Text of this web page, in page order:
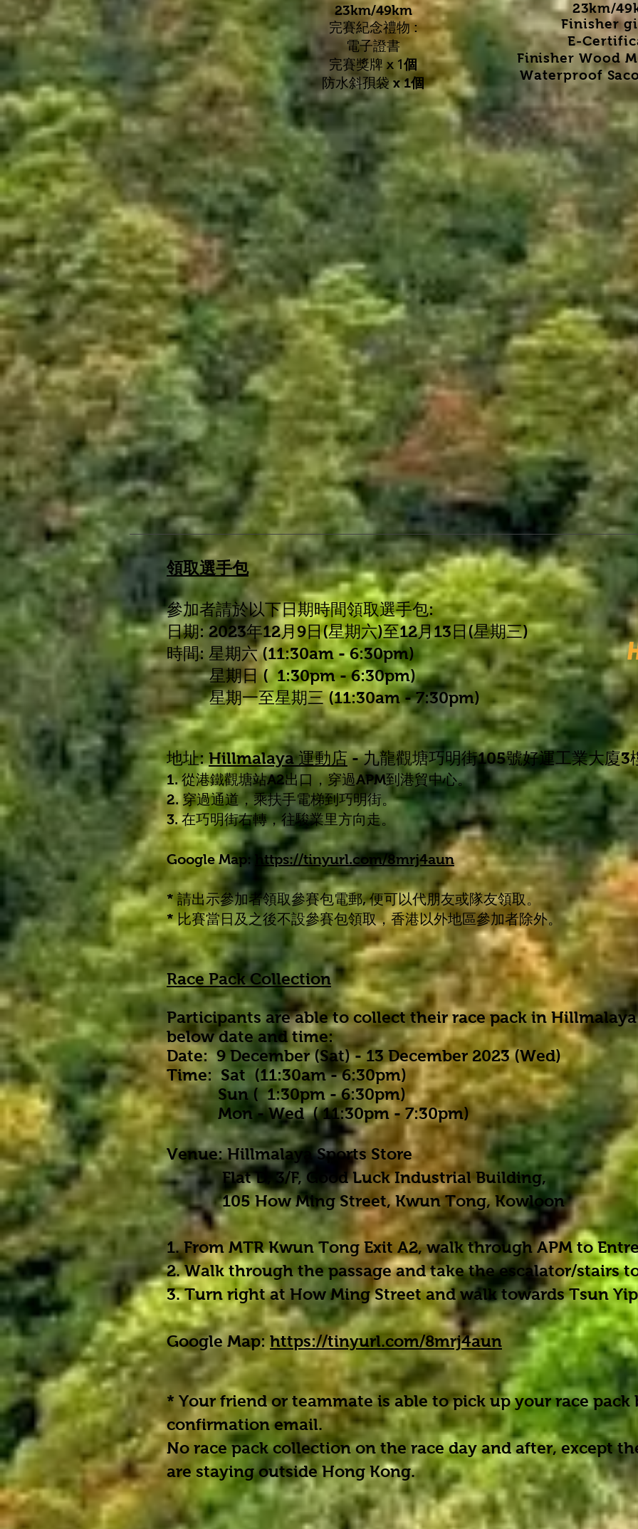
23km/49km
完賽紀念禮物 :
電子證書
完賽獎牌x 1個
防水斜孭袋 x1個
23km/
Finisher
E-
Finisher Wood
Waterproof
領取選手包
參加者請於以下日期時間領取選手包:
日期: 2023年12月9日(星期六)至12月13日(星期三)
時間: 星期六 (11:30am - 6:30pm)
星期日 ( 1:30pm - 6:30pm)
星期一至星期三 (11:30am - 7:30pm)
地址:Hillmalaya 運動店- 九龍觀塘巧明街105號好運工業大廈3
1. 從港鐵觀塘站A2出口，穿過APM到港貿中心。
2. 穿過通道，乘扶手電梯到巧明街。
3. 在巧明街右轉，往駿業里方向走。
Google Map: https://tinyurl.com/8mrj4aun
* 請出示參加者領取參賽包電郵, 便可以代朋友或隊友領取。
* 比賽當日及之後不設參賽包領取，香港以外地區參加者除外。
Race Pack Collection
Participants are able to collect their race pack in
below date and time:
Date: 9 December (Sat) - 13 December 2023 (Wed)
Time: Sat (11:30am - 6:30pm)
Sun ( 1:30pm - 6:30pm)
Mon - Wed ( 11:30pm - 7:30pm)
Venue: Hillmalaya Sports Store
Flat D, 3/F, Good Luck Industrial Building,
105 How Ming Street, Kwun Tong, Kowloon
1. From MTR Kwun Tong Exit A2, walk through APM to
2. Walk through the passage and take the escalator/stairs
3. Turn right at How Ming Street and walk towards Tsun
Google Map:https://tinyurl.com/8mrj4aun
* Your friend or teammate is able to pick up your race
confirmation email.
No race pack collection on the race day and after, except
are staying outside Hong Kong.